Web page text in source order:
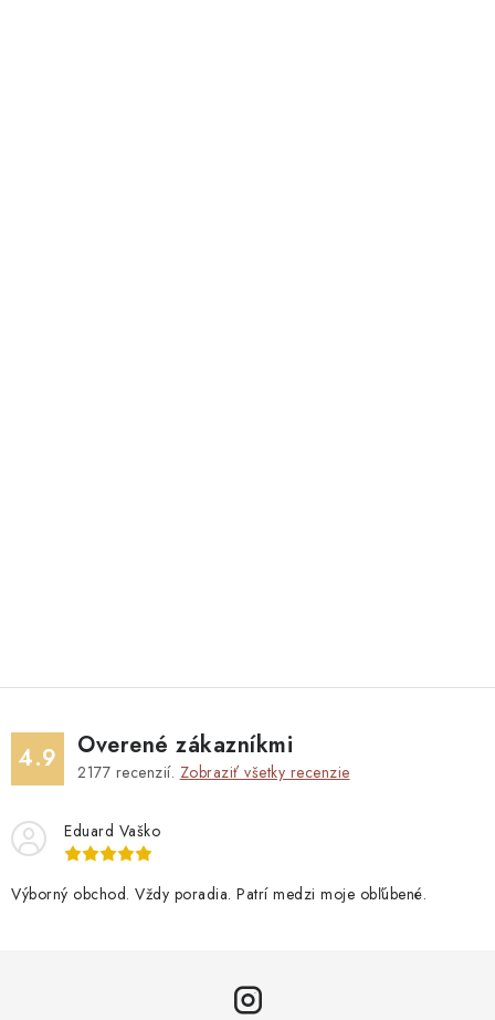
4.9 Overené zákazníkmi
2177 recenzií. Zobraziť všetky recenzie
Eduard Vaško
Výborný obchod. Vždy poradia. Patrí medzi moje obľúbené.